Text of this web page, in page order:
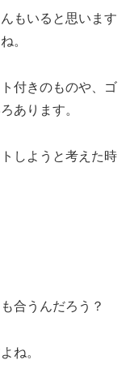
もいると思います
。
付きのものや、ゴ
あります。
しようと考えた時
合うんだろう？
ね。